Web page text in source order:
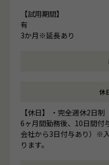
【試用期間】
有
3か月※延長あり
休
【休日】 ・完全週休2日
6ヶ月間勤務後、10日間付
会社から3日付与あり）※
ります。